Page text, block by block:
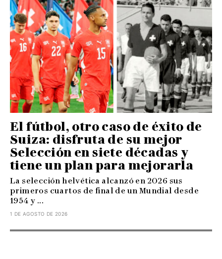
El fútbol, otro caso de éxito de
Suiza: disfruta de su mejor
Selección en siete décadas y
tiene un plan para mejorarla
La selección helvética alcanzó en 2026 sus
primeros cuartos de final de un Mundial desde
1954 y ...
1 DE AGOSTO DE 2026